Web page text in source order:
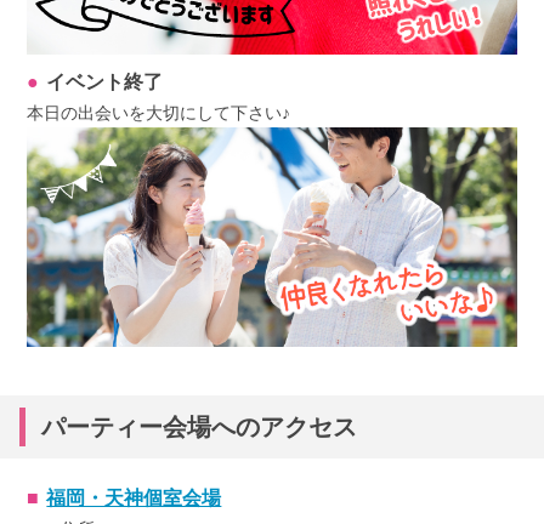
イベント終了
本日の出会いを大切にして下さい♪
パーティー会場へのアクセス
福岡・天神個室会場